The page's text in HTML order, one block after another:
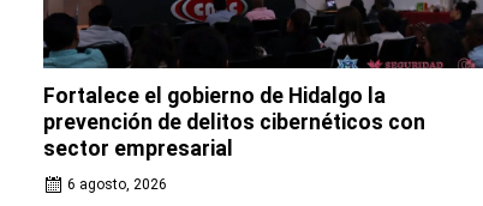
Fortalece el gobierno de Hidalgo la
prevención de delitos cibernéticos con
sector empresarial
6 agosto, 2026